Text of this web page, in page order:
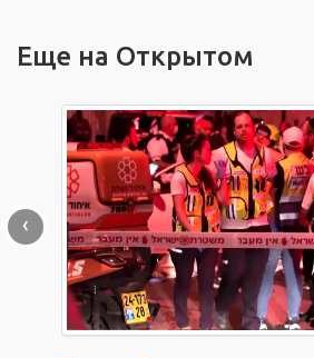
Еще на Открытом
‹